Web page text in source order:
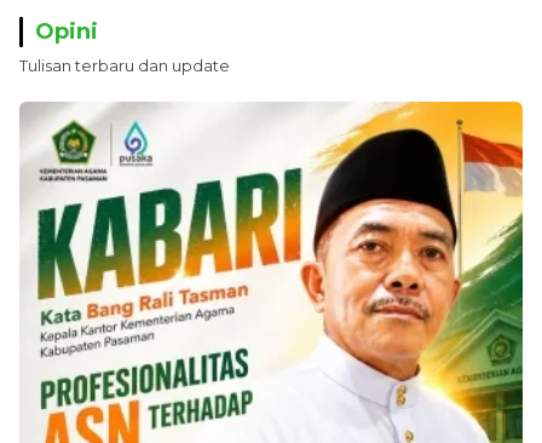
Opini
Tulisan terbaru dan update